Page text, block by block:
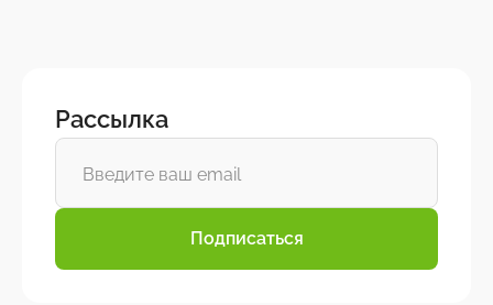
Рассылка
Подписаться